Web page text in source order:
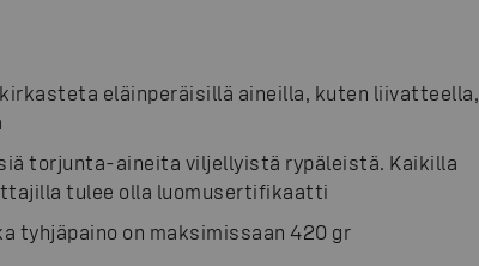
eläinperäisillä aineilla, kuten liivatteella,
torjunta-aineita viljellyistä rypäleistä. Kaikilla
tulee olla luomusertifikaatti
tyhjäpaino on maksimissaan 420 gr